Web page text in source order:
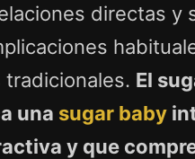
directas y
tradicionales. El
una sugar baby
y que